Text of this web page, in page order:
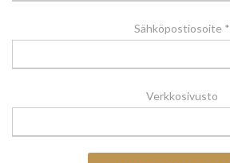
Sähköpostiosoite *
Verkkosivusto